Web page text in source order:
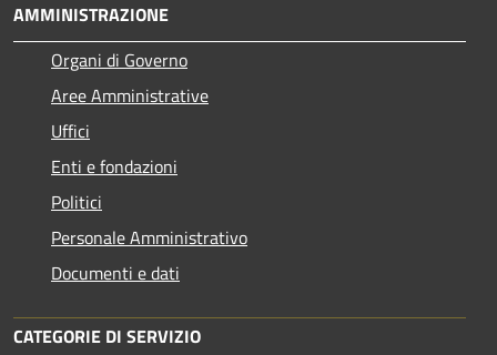
AMMINISTRAZIONE
Organi di Governo
Aree Amministrative
Uffici
Enti e fondazioni
Politici
Personale Amministrativo
Documenti e dati
CATEGORIE DI SERVIZIO